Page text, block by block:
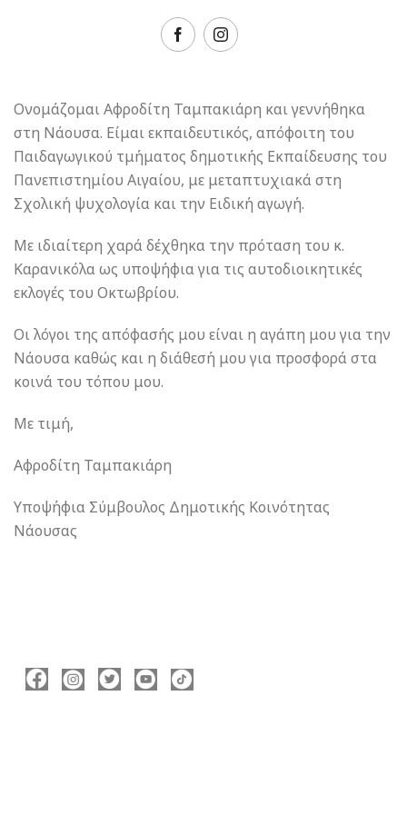
Ονομάζομαι Αφροδίτη Ταμπακιάρη και γεννήθηκα
στη Νάουσα. Είμαι εκπαιδευτικός, απόφοιτη του
Παιδαγωγικού τμήματος δημοτικής Εκπαίδευσης του
Πανεπιστημίου Αιγαίου, με μεταπτυχιακά στη
Σχολική ψυχολογία και την Ειδική αγωγή.
Με ιδιαίτερη χαρά δέχθηκα την πρόταση του κ.
Καρανικόλα ως υποψήφια για τις αυτοδιοικητικές
εκλογές του Οκτωβρίου.
Οι λόγοι της απόφασής μου είναι η αγάπη μου για την
Νάουσα καθώς και η διάθεσή μου για προσφορά στα
κοινά του τόπου μου.
Με τιμή,
Αφροδίτη Ταμπακιάρη
Υποψήφια Σύμβουλος Δημοτικής Κοινότητας
Νάουσας